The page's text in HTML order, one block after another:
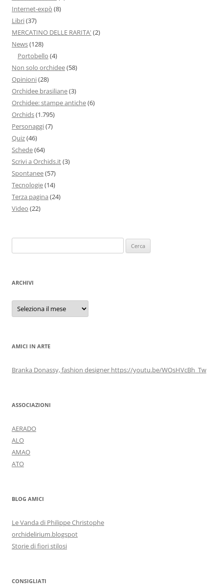
Internet-expò (8)
Libri(37)
MERCATINO DELLE RARITA' (2)
News(128)
Portobello (4)
Non solo orchidee(58)
Opinioni(28)
Orchidee brasiliane(3)
Orchidee: stampe antiche(6)
Orchids(1.795)
Personaggi(7)
Quiz(46)
Schede(64)
Scrivi a Orchids.it(3)
Spontanee(57)
Tecnologie(14)
Terza pagina (24)
Video (22)
per:
ARCHIVI
Archivi
AMICI IN ARTE
Branka Donassy, fashion designer https://youtu.be/WOsHVcBh_Tw
ASSOCIAZIONI
AERADO
ALO
AMAO
ATO
BLOG AMICI
Le Vanda di Philippe Christophe
orchidelirium.blogspot
Storie di fiori stilosi
CONSIGLIATI